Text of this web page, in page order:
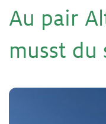
Au pair
musst du